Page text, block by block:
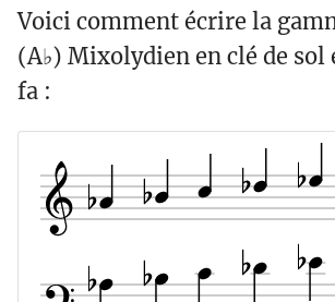
Voici comment écrire la
(A♭) Mixolydien en clé de sol
fa :